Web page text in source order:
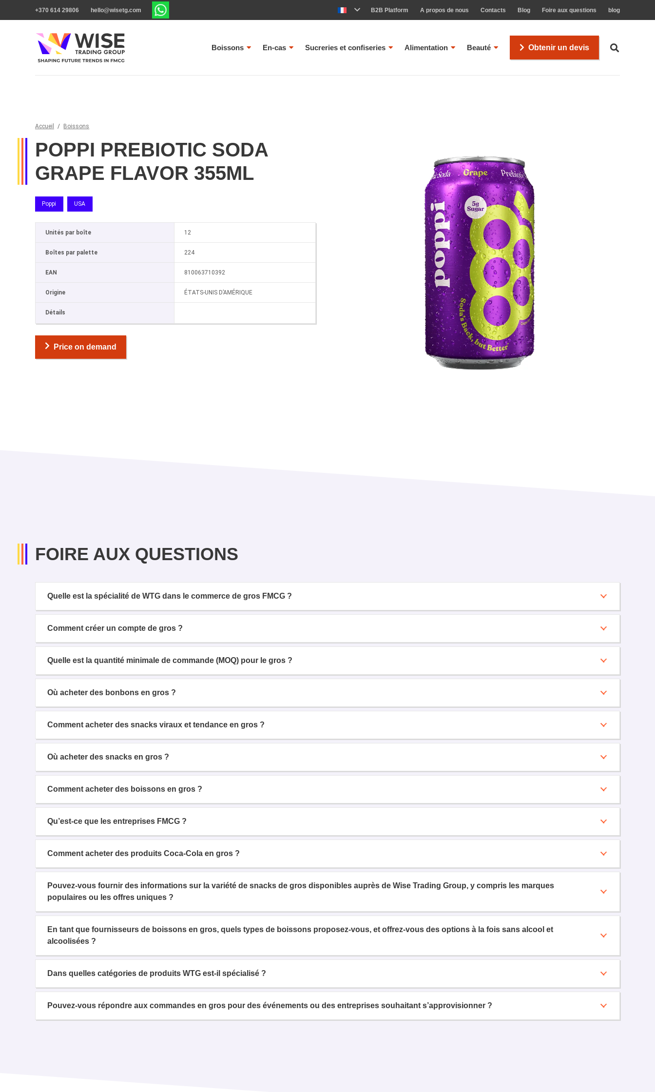
+370 614 29806 hello@wisetg.com B2B Platform A propos de nous Contacts Blog Foire aux questions blog
Boissons En-cas Sucreries et confiseries Alimentation Beauté Obtenir un devis
Accueil / Boissons
POPPI PREBIOTIC SODA
GRAPE FLAVOR 355ML
Poppi USA
Unités par boîte 12
Boîtes par palette 224
EAN 810063710392
Origine ÉTATS-UNIS D’AMÉRIQUE
Détails
Price on demand
FOIRE AUX QUESTIONS
Quelle est la spécialité de WTG dans le commerce de gros FMCG ?
Comment créer un compte de gros ?
Quelle est la quantité minimale de commande (MOQ) pour le gros ?
Où acheter des bonbons en gros ?
Comment acheter des snacks viraux et tendance en gros ?
Où acheter des snacks en gros ?
Comment acheter des boissons en gros ?
Qu’est-ce que les entreprises FMCG ?
Comment acheter des produits Coca-Cola en gros ?
Pouvez-vous fournir des informations sur la variété de snacks de gros disponibles auprès de Wise Trading Group, y compris les marques
populaires ou les offres uniques ?
En tant que fournisseurs de boissons en gros, quels types de boissons proposez-vous, et offrez-vous des options à la fois sans alcool et
alcoolisées ?
Dans quelles catégories de produits WTG est-il spécialisé ?
Pouvez-vous répondre aux commandes en gros pour des événements ou des entreprises souhaitant s’approvisionner ?